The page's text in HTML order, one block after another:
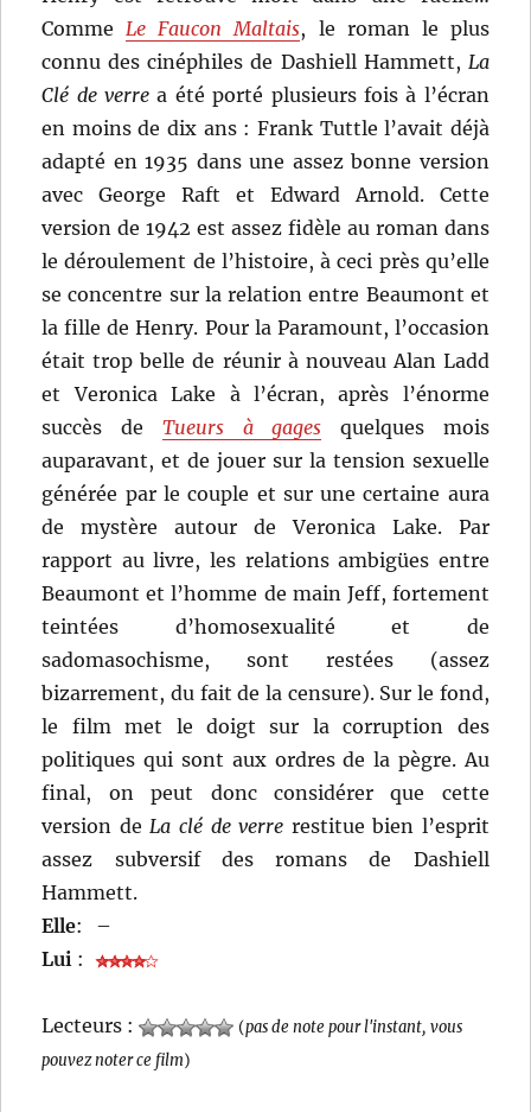
CommeLe Faucon Maltais, le roman le plus
connu des cinéphiles de Dashiell Hammett, La
Clé de verre a été porté plusieurs fois à l’écran
en moins de dix ans : Frank Tuttle l’avait déjà
adapté en 1935 dans une assez bonne version
avec George Raft et Edward Arnold. Cette
version de 1942 est assez fidèle au roman dans
le déroulement de l’histoire, à ceci près qu’elle
se concentre sur la relation entre Beaumont et
la fille de Henry. Pour la Paramount, l’occasion
était trop belle de réunir à nouveau Alan Ladd
et Veronica Lake à l’écran, après l’énorme
succès de Tueurs à gages quelques mois
auparavant, et de jouer sur la tension sexuelle
générée par le couple et sur une certaine aura
de mystère autour de Veronica Lake. Par
rapport au livre, les relations ambigües entre
Beaumont et l’homme de main Jeff, fortement
teintées d’homosexualité et de
sadomasochisme, sont restées (assez
bizarrement, du fait de la censure). Sur le fond,
le film met le doigt sur la corruption des
politiques qui sont aux ordres de la pègre. Au
final, on peut donc considérer que cette
version deLa clé de verre restitue bien l’esprit
assez subversif des romans de Dashiell
Hammett.
Elle:
–
Lui :
Lecteurs : (pas de note pour l'instant, vous
pouvez noter ce film)